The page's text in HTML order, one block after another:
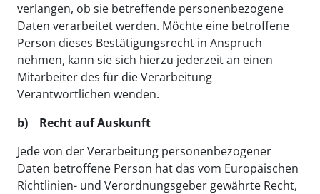
verlangen, ob sie betreffende personenbezogene
Daten verarbeitet werden. Möchte eine betroffene
Person dieses Bestätigungsrecht in Anspruch
nehmen, kann sie sich hierzu jederzeit an einen
Mitarbeiter des für die Verarbeitung
Verantwortlichen wenden.
b) Recht auf Auskunft
Jede von der Verarbeitung personenbezogener
Daten betroffene Person hat das vom Europäischen
Richtlinien- und Verordnungsgeber gewährte Recht,